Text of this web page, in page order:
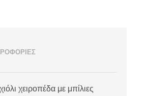
χειροπέδα με μπίλιες